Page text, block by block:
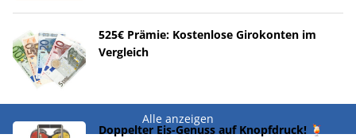
525€ Prämie: Kostenlose Girokonten im
Vergleich
Alle anzeigen
Doppelter Eis-Genuss auf Knopfdruck! 🍹